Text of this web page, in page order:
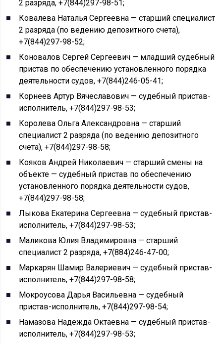
2 разряда, +7(844)297-98-51;
Ковалева Наталья Сергеевна — старший специалист
2 разряда (по ведению депозитного счета),
+7(844)297-98-52;
Коновалов Сергей Сергеевич — младший судебный
пристав по обеспечению установленного порядка
деятельности судов, +7(844)246-05-41;
Корнеев Артур Вячеславович — судебный пристав-
исполнитель, +7(844)297-98-53;
Королева Ольга Александровна — старший
специалист 2 разряда (по ведению депозитного
счета), +7(844)297-98-58;
Кояков Андрей Николаевич — старший смены на
объекте — судебный пристав по обеспечению
установленного порядка деятельности судов,
+7(844)297-98-58;
Лыкова Екатерина Сергеевна — судебный пристав-
исполнитель, +7(844)297-98-53;
Маликова Юлия Владимировна — старший
специалист 2 разряда, +7(884)246-47-00;
Маркарян Шамир Валериевич — судебный пристав-
исполнитель, +7(844)297-98-58;
Мокроусова Дарья Васильевна — судебный
пристав-исполнитель, +7(844)297-98-54;
Намазова Надежда Октаевна — судебный пристав-
исполнитель, +7(844)297-98-53;